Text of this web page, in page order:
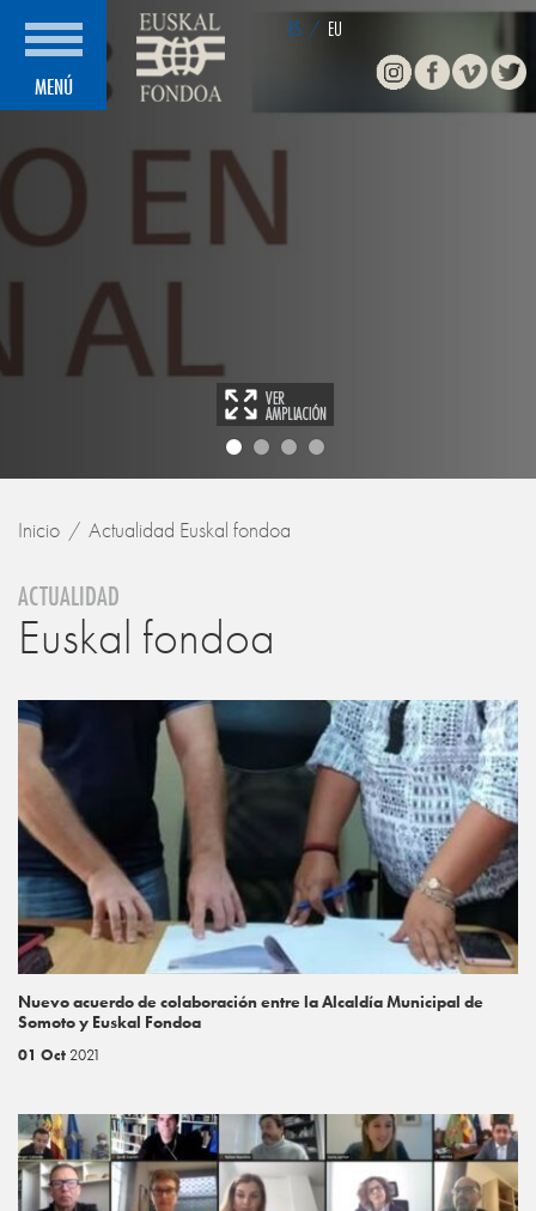
MENÚ
ES / EU
Vimeo
Inicio Actualidad Euskal fondoa
ACTUALIDAD
Euskal fondoa
Nuevo acuerdo de colaboración entre la Alcaldía Municipal de
Somoto y Euskal Fondoa
01 Oct 2021